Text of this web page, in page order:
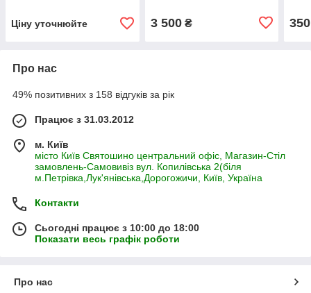
Ціну уточнюйте 3 500₴ 350
Про нас
49% позитивних з 158 відгуків за рік
Працює з 31.03.2012
м. Київ
місто Київ Святошино центральний офіс, Магазин-Стіл
замовлень-Самовивіз вул. Копилівська 2(біля
м.Петрівка,Лук'янівська,Дорогожичи, Київ, Україна
Контакти
Сьогодні працює з 10:00 до 18:00
Показати весь графік роботи
Про нас